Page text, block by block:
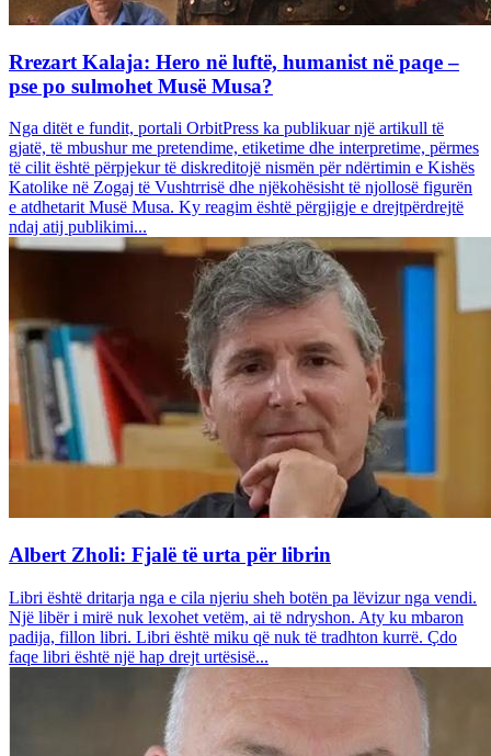
Rrezart Kalaja: Hero në luftë, humanist në paqe –
pse po sulmohet Musë Musa?
Nga ditët e fundit, portali OrbitPress ka publikuar një artikull të
gjatë, të mbushur me pretendime, etiketime dhe interpretime, përmes
të cilit është përpjekur të diskreditojë nismën për ndërtimin e Kishës
Katolike në Zogaj të Vushtrrisë dhe njëkohësisht të njollosë figurën
e atdhetarit Musë Musa. Ky reagim është përgjigje e drejtpërdrejtë
ndaj atij publikimi...
Albert Zholi: Fjalë të urta për librin
Libri është dritarja nga e cila njeriu sheh botën pa lëvizur nga vendi.
Një libër i mirë nuk lexohet vetëm, ai të ndryshon. Aty ku mbaron
padija, fillon libri. Libri është miku që nuk të tradhton kurrë. Çdo
faqe libri është një hap drejt urtësisë...